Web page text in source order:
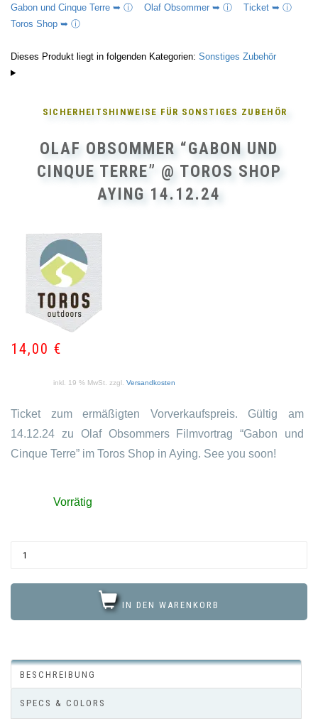
Gabon und Cinque Terre ➥ ⓘ Olaf Obsommer ➥ ⓘ Ticket ➥ ⓘ
Toros Shop ➥ ⓘ
Dieses Produkt liegt in folgenden Kategorien: Sonstiges Zubehör
SICHERHEITSHINWEISE FÜR SONSTIGES ZUBEHÖR
OLAF OBSOMMER “GABON UND
CINQUE TERRE” @ TOROS SHOP
AYING 14.12.24
14,00 €
inkl. 19 % MwSt. zzgl. Versandkosten
Ticket zum ermäßigten Vorverkaufspreis. Gültig am
14.12.24 zu Olaf Obsommers Filmvortrag “Gabon und
Cinque Terre” im Toros Shop in Aying. See you soon!
Vorrätig
IN DEN WARENKORB
BESCHREIBUNG
SPECS & COLORS